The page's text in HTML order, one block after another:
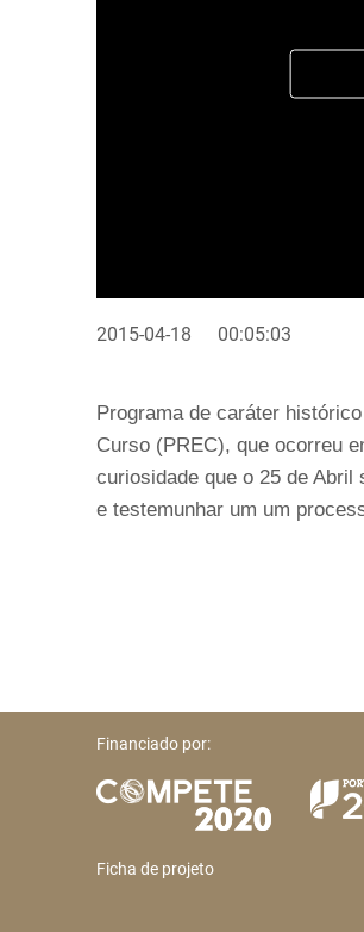
2015-04-18 00:05:03
Programa de caráter
Curso (PREC), que ocorreu
curiosidade que o 25 de
e testemunhar um um
Financiado por:
Ficha de projeto